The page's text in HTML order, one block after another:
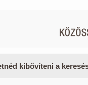
kibővíteni a